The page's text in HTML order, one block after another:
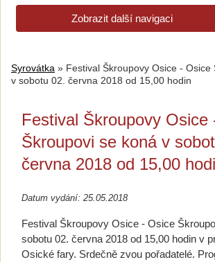
Zobrazit další navigaci
Syrovátka » Festival Škroupovy Osice - Osice
v sobotu 02. června 2018 od 15,00 hodin
Festival Škroupovy Osice
Škroupovi se koná v
června 2018 od 15,00
Datum vydání: 25.05.2018
Festival Škroupovy Osice - Osice
sobotu 02. června 2018 od 15,00 hodin v
Osické fary. Srdečně zvou pořadatelé.